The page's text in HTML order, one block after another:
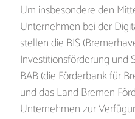
Um insbesondere den
Unternehmen bei der
stellen die BIS
Investitionsförderung und
BAB (die Förderbank für
und das Land Bremen
Unternehmen zur